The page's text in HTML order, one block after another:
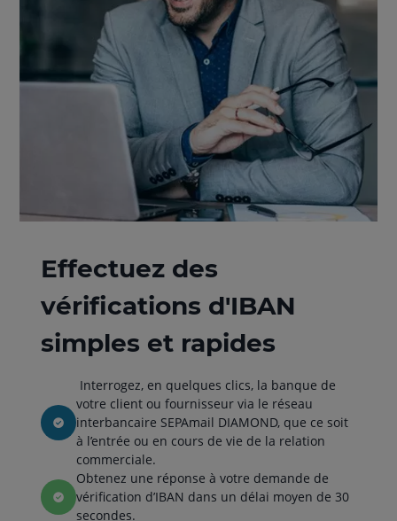
Effectuez des
vérifications d'IBAN
simples et rapides
Interrogez, en quelques clics, la banque de
votre client ou fournisseur via le réseau
interbancaire SEPAmail DIAMOND, que ce soit
à l’entrée ou en cours de vie de la relation
commerciale.
Obtenez une réponse à votre demande de
vérification d’IBAN dans un délai moyen de 30
secondes.